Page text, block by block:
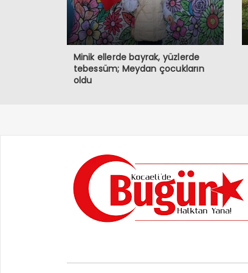
Minik ellerde bayrak, yüzlerde
tebessüm; Meydan çocukların
oldu